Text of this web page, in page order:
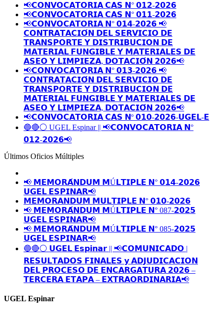
📢𝗖𝗢𝗡𝗩𝗢𝗖𝗔𝗧𝗢𝗥𝗜𝗔 𝗖𝗔𝗦 𝗡° 𝟬𝟭𝟮-𝟮𝟬𝟮𝟲
📢𝗖𝗢𝗡𝗩𝗢𝗖𝗔𝗧𝗢𝗥𝗜𝗔 𝗖𝗔𝗦 𝗡° 𝟬𝟭𝟭-𝟮𝟬𝟮𝟲
📢𝗖𝗢𝗡𝗩𝗢𝗖𝗔𝗧𝗢𝗥𝗜𝗔 𝗡° 𝟬𝟭𝟰-𝟮𝟬𝟮𝟲 📢
𝗖𝗢𝗡𝗧𝗥𝗔𝗧𝗔𝗖𝗜𝗢́𝗡 𝗗𝗘𝗟 𝗦𝗘𝗥𝗩𝗜𝗖𝗜𝗢 𝗗𝗘
𝗧𝗥𝗔𝗡𝗦𝗣𝗢𝗥𝗧𝗘 𝗬 𝗗𝗜𝗦𝗧𝗥𝗜𝗕𝗨𝗖𝗜𝗢𝗡 𝗗𝗘
𝗠𝗔𝗧𝗘𝗥𝗜𝗔𝗟 𝗙𝗨𝗡𝗚𝗜𝗕𝗟𝗘 𝗬 𝗠𝗔𝗧𝗘𝗥𝗜𝗔𝗟𝗘𝗦 𝗗𝗘
𝗔𝗦𝗘𝗢 𝗬 𝗟𝗜𝗠𝗣𝗜𝗘𝗭𝗔, 𝗗𝗢𝗧𝗔𝗖𝗜𝗢́𝗡 𝟮𝟬𝟮𝟲📢
📢𝗖𝗢𝗡𝗩𝗢𝗖𝗔𝗧𝗢𝗥𝗜𝗔 𝗡° 𝟬𝟭𝟯-𝟮𝟬𝟮𝟲 📢
𝗖𝗢𝗡𝗧𝗥𝗔𝗧𝗔𝗖𝗜𝗢́𝗡 𝗗𝗘𝗟 𝗦𝗘𝗥𝗩𝗜𝗖𝗜𝗢 𝗗𝗘
𝗧𝗥𝗔𝗡𝗦𝗣𝗢𝗥𝗧𝗘 𝗬 𝗗𝗜𝗦𝗧𝗥𝗜𝗕𝗨𝗖𝗜𝗢𝗡 𝗗𝗘
𝗠𝗔𝗧𝗘𝗥𝗜𝗔𝗟 𝗙𝗨𝗡𝗚𝗜𝗕𝗟𝗘 𝗬 𝗠𝗔𝗧𝗘𝗥𝗜𝗔𝗟𝗘𝗦 𝗗𝗘
𝗔𝗦𝗘𝗢 𝗬 𝗟𝗜𝗠𝗣𝗜𝗘𝗭𝗔, 𝗗𝗢𝗧𝗔𝗖𝗜𝗢́𝗡 𝟮𝟬𝟮𝟲📢
📢𝗖𝗢𝗡𝗩𝗢𝗖𝗔𝗧𝗢𝗥𝗜𝗔 𝗖𝗔𝗦 𝗡º 𝟬𝟭𝟬-𝟮𝟬𝟮𝟲-𝗨𝗚𝗘𝗟-𝗘
🔵🔴⚪️ UGEL Espinar || 📢𝗖𝗢𝗡𝗩𝗢𝗖𝗔𝗧𝗢𝗥𝗜𝗔 𝗡°
𝟬𝟭𝟮-𝟮𝟬𝟮𝟲📢
Últimos Oficios Múltiples
📢 𝗠𝗘𝗠𝗢𝗥𝗔́𝗡𝗗𝗨𝗠 𝗠Ú𝗟𝗧𝗜𝗣𝗟𝗘 𝗡° 𝟬𝟭𝟰-𝟮𝟬𝟮𝟲
𝗨𝗚𝗘𝗟 𝗘𝗦𝗣𝗜𝗡𝗔𝗥📢
𝗠𝗘𝗠𝗢𝗥𝗔𝗡𝗗𝗨𝗠 𝗠𝗨𝗟𝗧𝗜𝗣𝗟𝗘 𝗡° 𝟬𝟭𝟬-𝟮𝟬𝟮𝟲
📢 𝗠𝗘𝗠𝗢𝗥𝗔́𝗡𝗗𝗨𝗠 𝗠Ú𝗟𝗧𝗜𝗣𝗟𝗘 𝗡° 087-𝟮𝟬𝟮𝟱
𝗨𝗚𝗘𝗟 𝗘𝗦𝗣𝗜𝗡𝗔𝗥📢
📢 𝗠𝗘𝗠𝗢𝗥𝗔́𝗡𝗗𝗨𝗠 𝗠Ú𝗟𝗧𝗜𝗣𝗟𝗘 𝗡° 085-𝟮𝟬𝟮𝟱
𝗨𝗚𝗘𝗟 𝗘𝗦𝗣𝗜𝗡𝗔𝗥📢
🔵🔴⚪️ 𝗨𝗚𝗘𝗟 𝗘𝘀𝗽𝗶𝗻𝗮𝗿 || 📢𝗖𝗢𝗠𝗨𝗡𝗜𝗖𝗔𝗗𝗢 |
𝗥𝗘𝗦𝗨𝗟𝗧𝗔𝗗𝗢𝗦 𝗙𝗜𝗡𝗔𝗟𝗘𝗦 𝘆 𝗔𝗗𝗝𝗨𝗗𝗜𝗖𝗔𝗖𝗜𝗢𝗡
𝗗𝗘𝗟 𝗣𝗥𝗢𝗖𝗘𝗦𝗢 𝗗𝗘 𝗘𝗡𝗖𝗔𝗥𝗚𝗔𝗧𝗨𝗥𝗔 𝟮𝟬𝟮𝟲 –
𝗧𝗘𝗥𝗖𝗘𝗥𝗔 𝗘𝗧𝗔𝗣𝗔 – 𝗘𝗫𝗧𝗥𝗔𝗢𝗥𝗗𝗜𝗡𝗔𝗥𝗜𝗔📢
UGEL Espinar